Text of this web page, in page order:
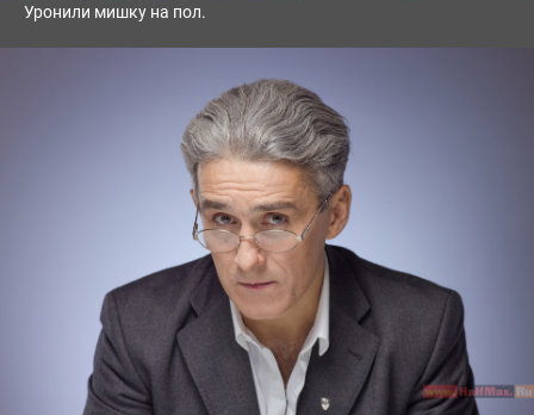
Уронили мишку на пол.